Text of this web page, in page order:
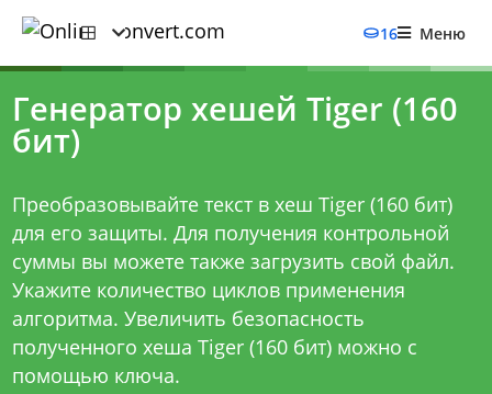
16 Меню
Генератор хешей Tiger (160
бит)
Преобразовывайте текст в хеш Tiger (160 бит)
для его защиты. Для получения контрольной
суммы вы можете также загрузить свой файл.
Укажите количество циклов применения
алгоритма. Увеличить безопасность
полученного хеша Tiger (160 бит) можно с
помощью ключа.